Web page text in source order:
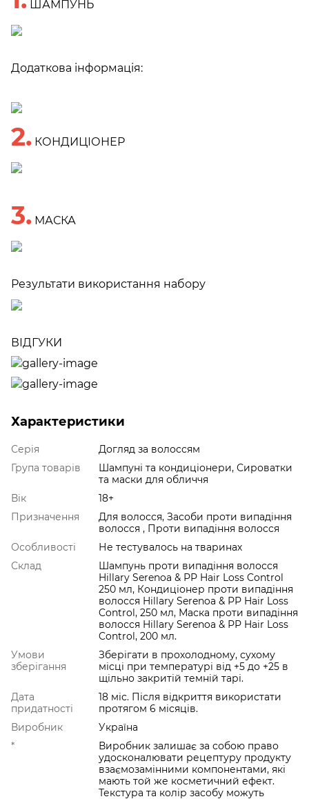
ШАМПУНЬ
Додаткова інформація:
2. КОНДИЦІОНЕР
3. МАСКА
Результати використання набору
ВІДГУКИ
Характеристики
Серія
Догляд за волоссям
Група товарів
Шампуні та кондиціонери, Сироватки
та маски для обличчя
Вік
18+
Призначення
Для волосся, Засоби проти випадіння
волосся , Проти випадіння волосся
Особливості
Не тестувалось на тваринах
Склад
Шампунь проти випадіння волосся
Hillary Serenoa & РР Hair Loss Control
250 мл, Кондиціонер проти випадіння
волосся Hillary Serenoa & РР Hair Loss
Control, 250 мл, Маска проти випадіння
волосся Hillary Serenoa & РР Hair Loss
Control, 200 мл.
Умови
зберігання
Зберігати в прохолодному, сухому
місці при температурі від +5 до +25 в
щільно закритій темній тарі.
Дата
придатності
18 міс. Після відкриття використати
протягом 6 місяців.
Виробник
Україна
*
Виробник залишає за собою право
удосконалювати рецептуру продукту
взаємозамінними компонентами, які
мають той же косметичний ефект.
Текстура та колір засобу можуть